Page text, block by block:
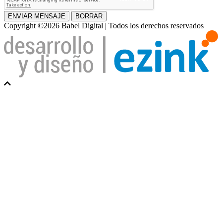
ENVIAR MENSAJE BORRAR
Copyright ©2026 Babel Digital | Todos los derechos reservados